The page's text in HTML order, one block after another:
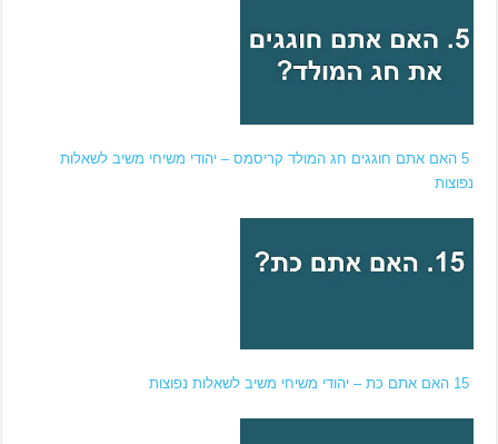
5 האם אתם חוגגים חג המולד קריסמס – יהודי משיחי משיב לשאלות
נפוצות
15 האם אתם כת – יהודי משיחי משיב לשאלות נפוצות